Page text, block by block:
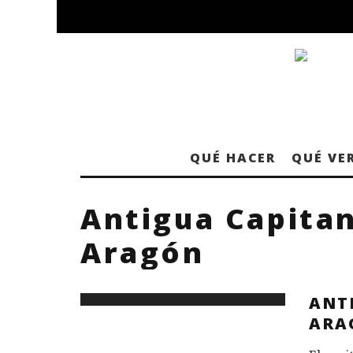
QUÉ HACER QUÉ
Antigua
Aragón